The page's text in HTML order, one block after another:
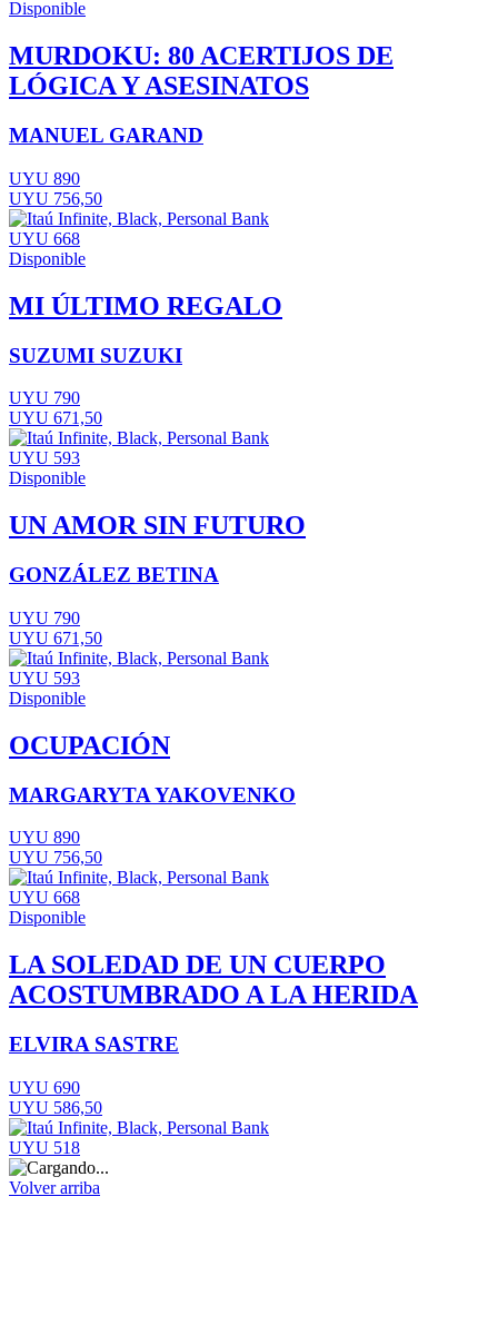
Disponible
MURDOKU: 80 ACERTIJOS DE
LÓGICA Y ASESINATOS
MANUEL GARAND
UYU 890
UYU 756,50
UYU 668
Disponible
MI ÚLTIMO REGALO
SUZUMI SUZUKI
UYU 790
UYU 671,50
UYU 593
Disponible
UN AMOR SIN FUTURO
GONZÁLEZ BETINA
UYU 790
UYU 671,50
UYU 593
Disponible
OCUPACIÓN
MARGARYTA YAKOVENKO
UYU 890
UYU 756,50
UYU 668
Disponible
LA SOLEDAD DE UN CUERPO
ACOSTUMBRADO A LA HERIDA
ELVIRA SASTRE
UYU 690
UYU 586,50
UYU 518
Volver arriba